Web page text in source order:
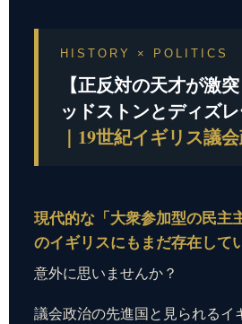
HISTORY × POLITICS
【正反対の天才が激
ッドストンとディズレ
｜19世紀イギリス議
現代的な「大衆参加型の民主
のイギリスにもまだ存在して
意外に思いませんか？
議会政治の先進国と見られるイ